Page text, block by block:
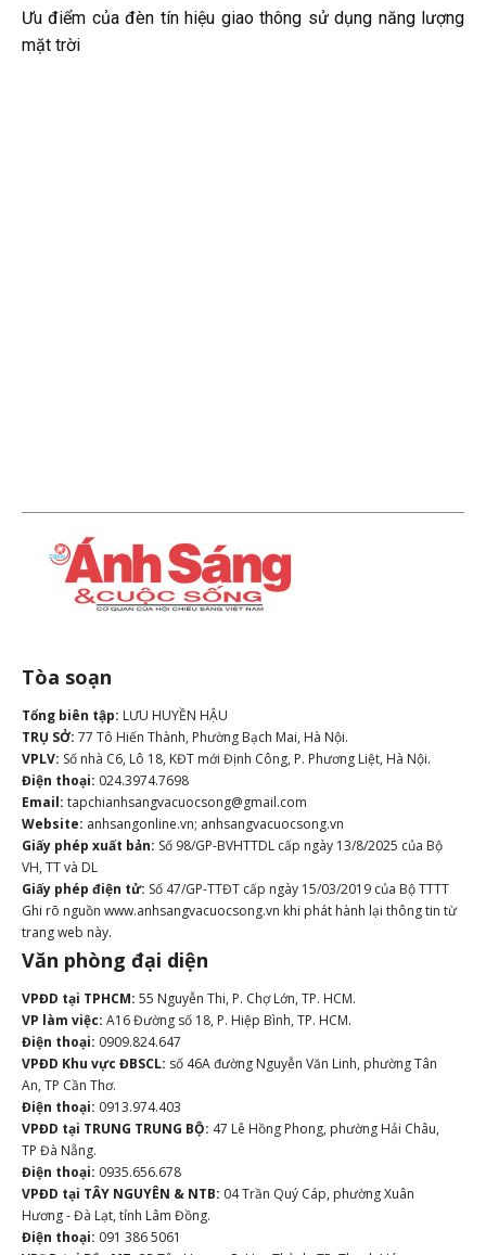
Ưu điểm của đèn tín hiệu giao thông sử dụng năng lượng
mặt trời
Tòa soạn
Tổng biên tập: LƯU HUYỀN HẬU
TRỤ SỞ: 77 Tô Hiến Thành, Phường Bạch Mai, Hà Nội.
VPLV: Số nhà C6, Lô 18, KĐT mới Định Công, P. Phương Liệt, Hà Nội.
Điện thoại: 024.3974.7698
Email: tapchianhsangvacuocsong@gmail.com
Website: anhsangonline.vn; anhsangvacuocsong.vn
Giấy phép xuất bản: Số 98/GP-BVHTTDL cấp ngày 13/8/2025 của Bộ
VH, TT và DL
Giấy phép điện tử: Số 47/GP-TTĐT cấp ngày 15/03/2019 của Bộ TTTT
Ghi rõ nguồn www.anhsangvacuocsong.vn khi phát hành lại thông tin từ
trang web này.
Văn phòng đại diện
VPĐD tại TPHCM: 55 Nguyễn Thi, P. Chợ Lớn, TP. HCM.
VP làm việc: A16 Đường số 18, P. Hiệp Bình, TP. HCM.
Điện thoại: 0909.824.647
VPĐD Khu vực ĐBSCL: số 46A đường Nguyễn Văn Linh, phường Tân
An, TP Cần Thơ.
Điện thoại: 0913.974.403
VPĐD tại TRUNG TRUNG BỘ: 47 Lê Hồng Phong, phường Hải Châu,
TP Đà Nẵng.
Điện thoại: 0935.656.678
VPĐD tại TÂY NGUYÊN & NTB: 04 Trần Quý Cáp, phường Xuân
Hương - Đà Lạt, tỉnh Lâm Đồng.
Điện thoại: 091 386 5061